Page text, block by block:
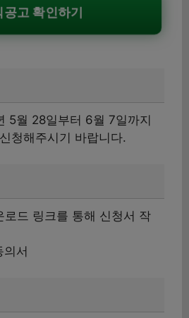
공고 확인하기
5월 28일부터 6월 7일까지
청해주시기 바랍니다.
로드 링크를 통해 신청서 작
의서